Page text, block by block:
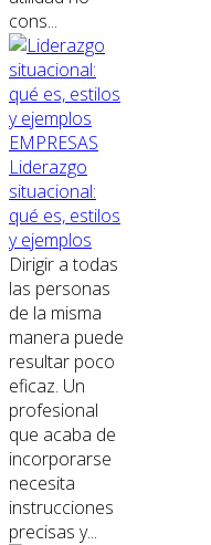
cons...
EMPRESAS
Liderazgo
situacional:
qué es, estilos
y ejemplos
Dirigir a todas
las personas
de la misma
manera puede
resultar poco
eficaz. Un
profesional
que acaba de
incorporarse
necesita
instrucciones
precisas y...